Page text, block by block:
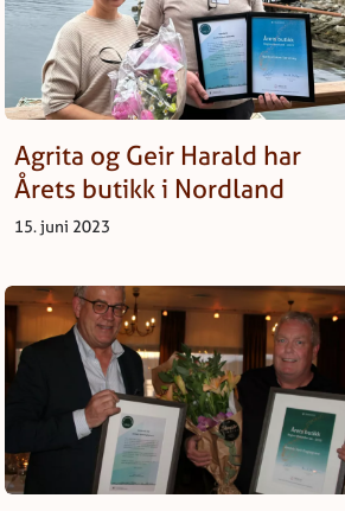
Agrita og Geir Harald har
Årets butikk i Nordland
15. juni 2023